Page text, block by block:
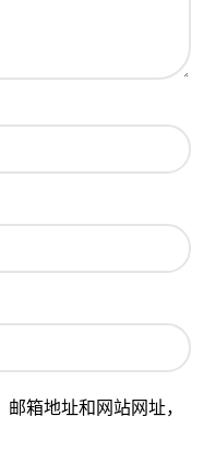
箱地址和网站网址，